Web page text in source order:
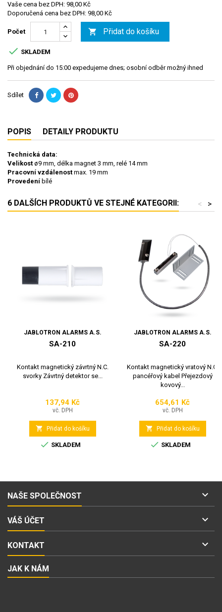
Vaše cena bez DPH: 98,00 Kč
Doporučená cena bez DPH: 98,00 Kč
Počet  Přidat do košíku
 SKLADEM
Při objednání do 15:00 expedujeme dnes; osobní odběr možný ihned
Sdílet
POPIS DETAILY PRODUKTU
Technická data:
Velikost ø9 mm, délka magnet 3 mm, relé 14 mm
Pracovní vzdálenost max. 19 mm
Provedení bílé
6 DALŠÍCH PRODUKTŮ VE STEJNÉ KATEGORII: >
<
JABLOTRON ALARMS A.S.
SA-210
Kontakt magnetický závrtný N.C.
svorky Závrtný detektor se...
Cena
137,94 Kč
vč. DPH
 Přidat do košíku
 SKLADEM
JABLOTRON ALARMS A.S.
SA-220
Kontakt magnetický vratový N.C.
pancéřový kabel Přejezdový
kovový...
Cena
654,61 Kč
vč. DPH
 Přidat do košíku
 SKLADEM
NAŠE SPOLEČNOST 
VÁŠ ÚČET 
KONTAKT 
JAK K NÁM